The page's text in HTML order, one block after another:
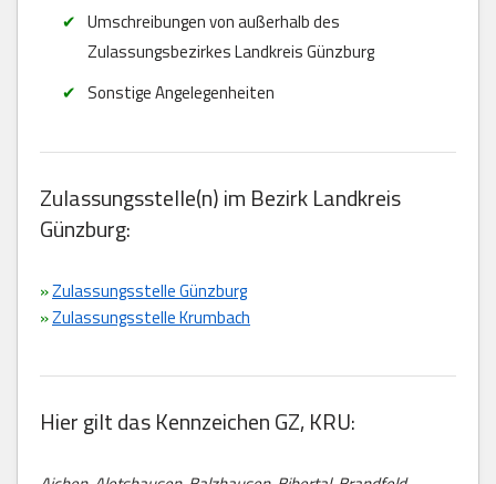
Umschreibungen von außerhalb des
Zulassungsbezirkes Landkreis Günzburg
Sonstige Angelegenheiten
Zulassungsstelle(n) im Bezirk Landkreis
Günzburg:
»Zulassungsstelle Günzburg
»Zulassungsstelle Krumbach
Hier gilt das Kennzeichen GZ, KRU: